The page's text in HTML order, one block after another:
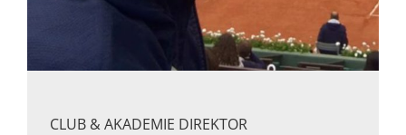
CLUB & AKADEMIE DIREKTOR